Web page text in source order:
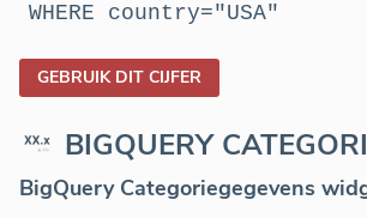
WHERE country="USA"
GEBRUIK DIT CIJFER
BIGQUERY
BigQuery Categoriegegevens